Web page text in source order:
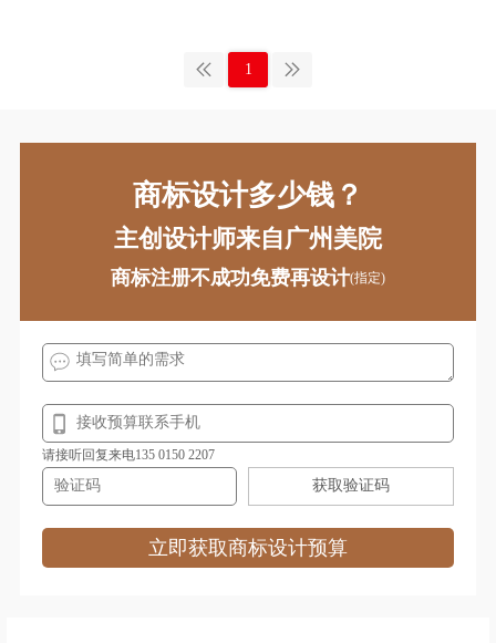
摄影器材商标注册
玩具商标注册 袜商标注册
香水商标注册
饮料商标注册 营养品商标注册
鱼商标注册 医疗商标注册
运动商标注册 运动器材商标注册
衣物商标注册 医疗器械商标注册
1
商标设计多少钱？
主创设计师来自广州美院
商标注册不成功免费再设计(指定)
请接听回复来电135 0150 2207
获取验证码
立即获取商标设计预算